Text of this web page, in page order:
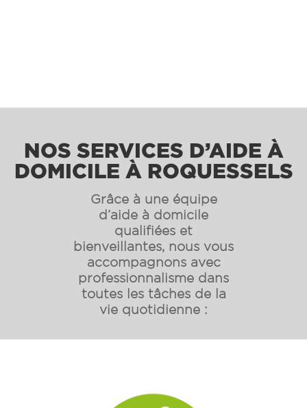
NOS SERVICES D’AIDE À
DOMICILE À ROQUESSELS
Grâce à une équipe
d’aide à domicile
qualifiées et
bienveillantes, nous vous
accompagnons avec
professionnalisme dans
toutes les tâches de la
vie quotidienne :